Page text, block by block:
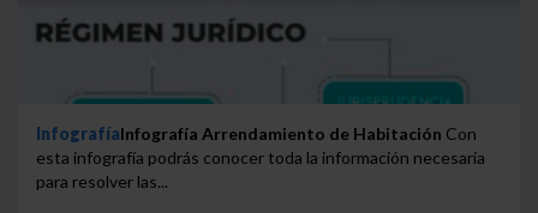
InfografíaInfografía Arrendamiento de Habitación Con
esta infografía podrás conocer toda la información necesaria
para resolver las...